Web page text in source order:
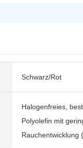
Schwarz/Rot
Halogenfreies,
Polyolefin mit
Rauchentwicklung